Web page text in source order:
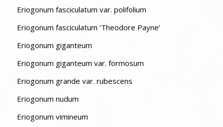
Eriogonum fasciculatum var. polifolium
Eriogonum fasciculatum ‘Theodore Payne’
Eriogonum giganteum
Eriogonum giganteum var. formosum
Eriogonum grande var. rubescens
Eriogonum nudum
Eriogonum vimineum